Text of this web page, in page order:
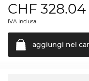
CHF 328.04
IVA inclusa.
aggiungi nel